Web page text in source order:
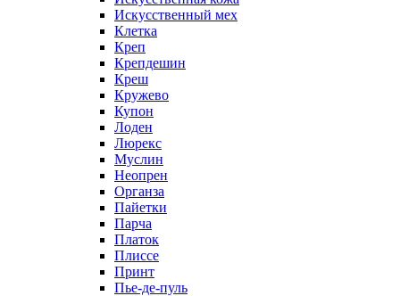
Искусственный мех
Клетка
Креп
Крепдешин
Креш
Кружево
Купон
Лоден
Люрекс
Муслин
Неопрен
Органза
Пайетки
Парча
Платок
Плиссе
Принт
Пье-де-пуль